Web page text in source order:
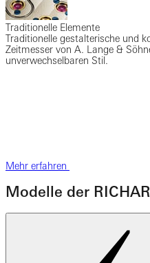
Traditionelle Elemente
Traditionelle gestalterische und
Zeitmesser von A. Lange &
unverwechselbaren Stil.
Mehr erfahren
Modelle der